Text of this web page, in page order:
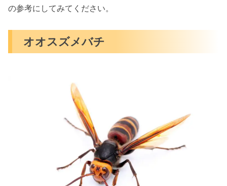
の参考にしてみてください。
オオスズメバチ